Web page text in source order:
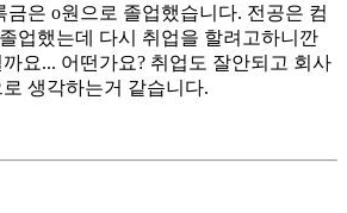
은 o원으로 졸업했습니다. 전공은 컴
업했는데 다시 취업을 할려고하니깐
요... 어떤가요? 취업도 잘안되고 회사
생각하는거 같습니다.